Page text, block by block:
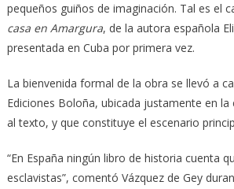
pequeños guiños de imaginación. Tal es el
casa en Amargura, de la autora española
presentada en Cuba por primera vez.
La bienvenida formal de la obra se llevó a
Ediciones Boloña, ubicada justamente en la
al texto, y que constituye el escenario
“En España ningún libro de historia cuenta
esclavistas”, comentó Vázquez de Gey